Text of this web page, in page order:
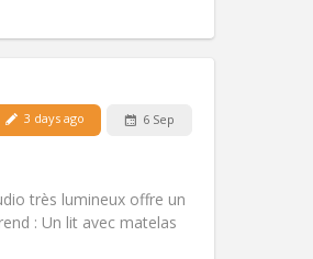
3 days ago 6 Sep
très lumineux offre un
: Un lit avec matelas